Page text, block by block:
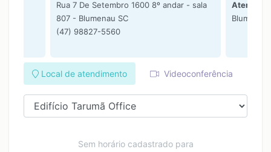
Rua 7 De Setembro 1600 8º andar - sala
807 - Blumenau SC
(47) 98827-5560
Blumenau
Local de atendimento Videoconferência
Sem horário cadastrado para